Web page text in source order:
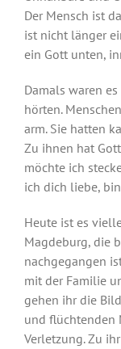
Der Mensch ist
ist nicht länger
ein Gott unten,
Damals waren
hörten.
arm. Sie hatten
Zu ihnen hat
möchte ich
ich dich liebe,
Heute ist es
Magdeburg, die
nachgegangen
mit der Familie
gehen ihr die
und flüchtenden
Verletzung. Zu